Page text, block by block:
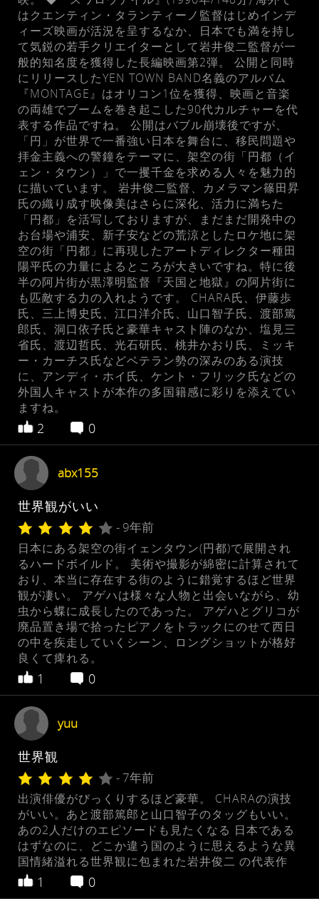
はクエンティン・タランティーノ監督はじめインデ
ィーズ映画が活況を呈するなか、日本でも満を持し
て気鋭の若手クリエイターとして岩井俊二監督が一
般的知名度を獲得した長編映画第2弾。 公開と同時
にリリースしたYEN TOWN BAND名義のアルバム
『MONTAGE』はオリコン1位を獲得、映画と音楽
の両雄でブームを巻き起こした90代カルチャーを代
表する作品ですね。 公開はバブル崩壊後ですが、
「円」が世界で一番強い日本を舞台に、移民問題や
拝金主義への警鐘をテーマに、架空の街「円都（イ
ェン・タウン）」で一攫千金を求める人々を魅力的
に描いています。 岩井俊二監督、カメラマン篠田昇
氏の織り成す映像美はさらに深化、活力に満ちた
「円都」を活写しておりますが、まだまだ開発中の
お台場や浦安、新子安などの荒涼としたロケ地に架
空の街「円都」に再現したアートディレクター種田
陽平氏の力量によるところが大きいですね。特に後
半の阿片街が黒澤明監督『天国と地獄』の阿片街に
も匹敵する力の入れようです。 CHARA氏、伊藤歩
氏、三上博史氏、江口洋介氏、山口智子氏、渡部篤
郎氏、洞口依子氏と豪華キャスト陣のなか、塩見三
省氏、渡辺哲氏、光石研氏、桃井かおり氏、ミッキ
ー・カーチス氏などベテラン勢の深みのある演技
に、アンディ・ホイ氏、ケント・フリック氏などの
外国人キャストが本作の多国籍感に彩りを添えてい
ますね。
2 0
abx155
世界観がいい
- 9年前
日本にある架空の街イェンタウン(円都)で展開され
るハードボイルド。 美術や撮影が綿密に計算されて
おり、本当に存在する街のように錯覚するほど世界
観が凄い。 アゲハは様々な人物と出会いながら、幼
虫から蝶に成長したのであった。 アゲハとグリコが
廃品置き場で拾ったピアノをトラックにのせて西日
の中を疾走していくシーン、ロングショットが格好
良くて痺れる。
1 0
yuu
世界観
- 7年前
出演俳優がびっくりするほど豪華。 CHARAの演技
がいい。あと渡部篤郎と山口智子のタッグもいい。
あの2人だけのエピソードも見たくなる 日本である
はずなのに、どこか違う国のように思えるような異
国情緒溢れる世界観に包まれた岩井俊二 の代表作
1 0